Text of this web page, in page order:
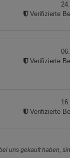
Verifizierte
Verifizierte
Verifizierte
uns gekauft haben,